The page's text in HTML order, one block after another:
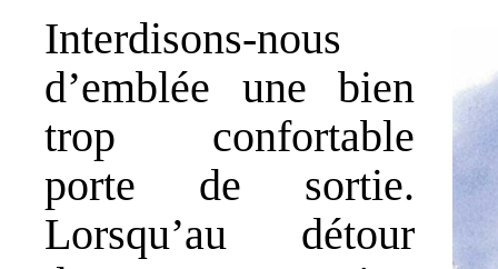
Interdisons-nous
d’emblée une bien
trop confortable
porte de sortie.
Lorsqu’au détour